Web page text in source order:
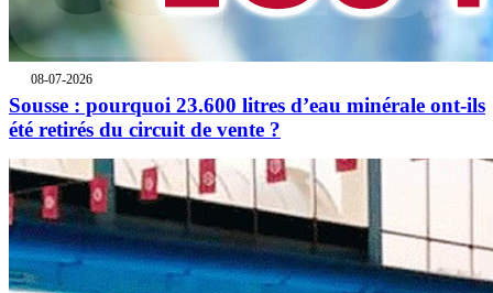
08-07-2026
Sousse : pourquoi 23.600 litres d’eau minérale ont-ils
été retirés du circuit de vente ?